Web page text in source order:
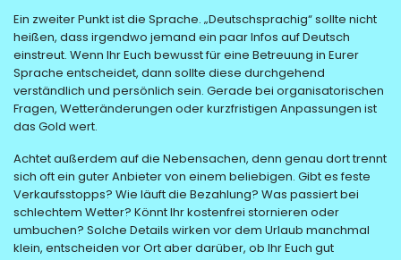
Ein zweiter Punkt ist die Sprache. „Deutschsprachig“ sollte nicht
heißen, dass irgendwo jemand ein paar Infos auf Deutsch
einstreut. Wenn Ihr Euch bewusst für eine Betreuung in Eurer
Sprache entscheidet, dann sollte diese durchgehend
verständlich und persönlich sein. Gerade bei organisatorischen
Fragen, Wetteränderungen oder kurzfristigen Anpassungen ist
das Gold wert.
Achtet außerdem auf die Nebensachen, denn genau dort trennt
sich oft ein guter Anbieter von einem beliebigen. Gibt es feste
Verkaufsstopps? Wie läuft die Bezahlung? Was passiert bei
schlechtem Wetter? Könnt Ihr kostenfrei stornieren oder
umbuchen? Solche Details wirken vor dem Urlaub manchmal
klein, entscheiden vor Ort aber darüber, ob Ihr Euch gut